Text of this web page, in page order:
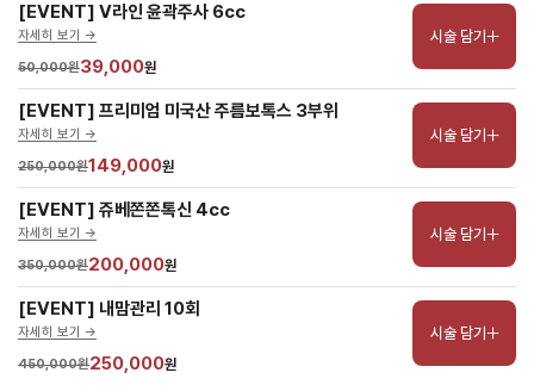
[EVENT] V라인 윤곽주사 6cc
자세히 보기 ->
50,000원39,000원
시술 담기
[EVENT] 프리미엄 미국산 주름보톡스 3부위
자세히 보기 ->
250,000원149,000원
시술 담기
[EVENT] 쥬베쫀쫀톡신 4cc
자세히 보기 ->
350,000원200,000원
시술 담기
[EVENT] 내맘관리 10회
자세히 보기 ->
450,000원250,000원
시술 담기